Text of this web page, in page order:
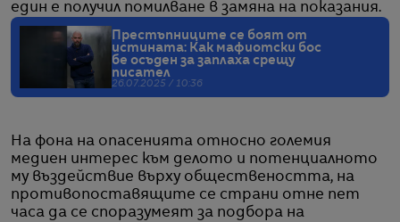
един е получил помилване в замяна на показания.
Престъпниците се боят от
истината: Как мафиотски бос
бе осъден за заплаха срещу
писател
26.07.2025 / 10:36
На фона на опасенията относно големия
медиен интерес към делото и потенциалното
му въздействие върху обществеността, на
противопоставящите се страни отне пет
часа да се споразумеят за подбора на